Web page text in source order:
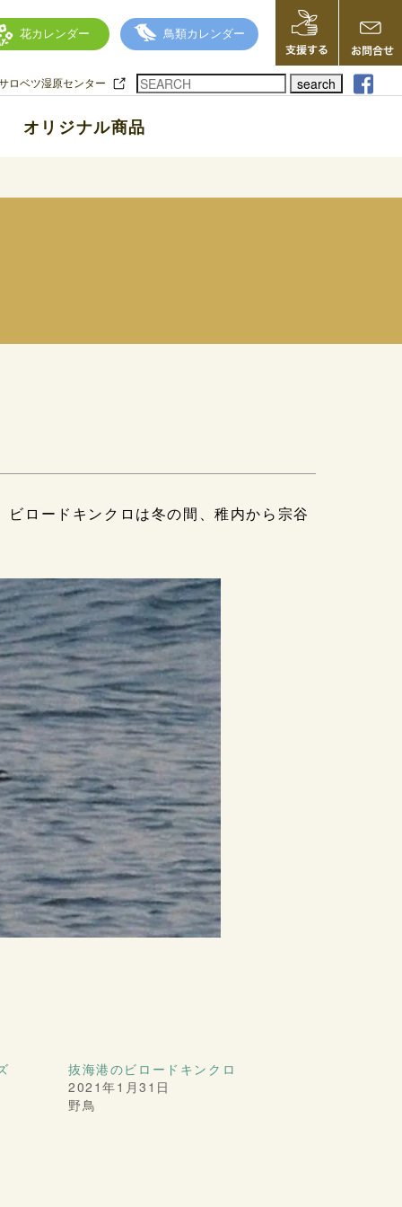
花カレンダー 鳥類カレンダー
ロベツ湿原センター search
オリジナル商品
ロードキンクロは冬の間、稚内から宗谷
抜海港のビロードキンクロ
2021年1月31日
野鳥